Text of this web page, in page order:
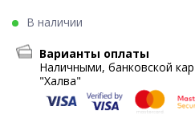
В наличии
Варианты оплаты
Наличными, банковской
"Халва"